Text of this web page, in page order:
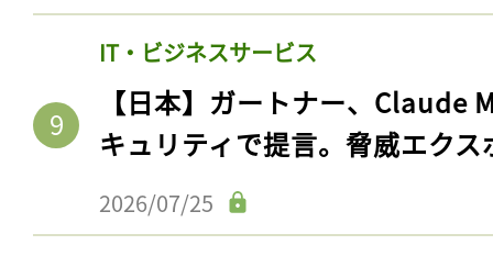
IT・ビジネスサービス
【日本】ガートナー、Claude
キュリティで提言。脅威エク
2026/07/25